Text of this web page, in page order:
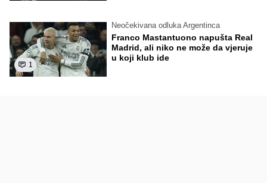
1
Neočekivana odluka Argentinca
Franco Mastantuono napušta Real
Madrid, ali niko ne može da vjeruje
u koji klub ide